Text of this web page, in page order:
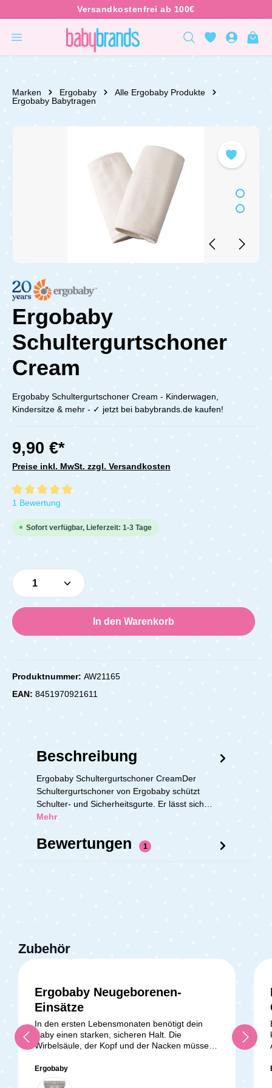
Marken Ergobaby
Alle Ergobaby Produkte
Ergobaby Babytragen
Ergobaby
Schultergurtschoner
Cream
Ergobaby Schultergurtschoner Cream - Kinderwagen,
Kindersitze & mehr - ✓ jetzt bei babybrands.de kaufen!
9,90 €*
Preise inkl. MwSt. zzgl. Versandkosten
Durchschnittliche Bewertung von 5 von 5 Sternen
1 Bewertung
Sofort verfügbar, Lieferzeit: 1-3 Tage
Produkt Anzahl: Gib den gewünschten
In den Warenkorb
Produktnummer: AW21165
EAN: 8451970921611
Beschreibung
Ergobaby Schultergurtschoner CreamDer
Schultergurtschoner von Ergobaby schützt
Schulter- und Sicherheitsgurte. Er lässt sich…
Mehr
Bewertungen 1
Zubehör
Ergobaby Neugeborenen-
Einsätze
In den ersten Lebensmonaten benötigt dein
Baby einen starken, sicheren Halt. Die
Wirbelsäule, der Kopf und der Nacken müssen
Einsatz von Ergobaby schütz dein Kind optimal
und ist in allen 3- und 4-Positionen-Babytragen
Ergobaby